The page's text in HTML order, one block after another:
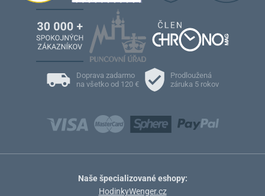
Doprava zadarmo
na všetko od 120 €
Prodloužená
záruka 5 rokov
Naše špecializované eshopy:
HodinkyWenger.cz